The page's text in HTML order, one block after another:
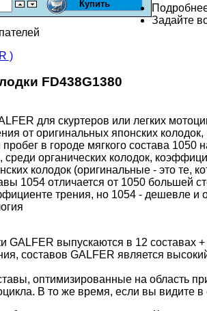
Задайте
)
FD438G1380
для скуртеров или легких
от оригинальных японских
пробег в городе мягкого состава
органических колодок,
колодок (оригинальные - это те,
1054 отличается от 1050 большей
трения, но 1054 - дешевле и
GALFER выпускаются в 12 составах
составов GALFER является
оптимизированные на область
В то же время, если вы видите